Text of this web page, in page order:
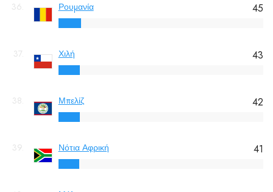
36. Ρουμανία 45
37. Χιλή 43
38. Μπελίζ 42
39. Νότια Αφρική 41